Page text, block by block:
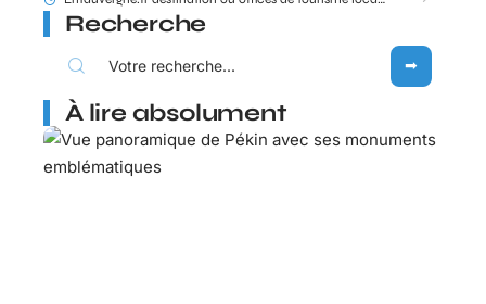
Recherche
À lire absolument